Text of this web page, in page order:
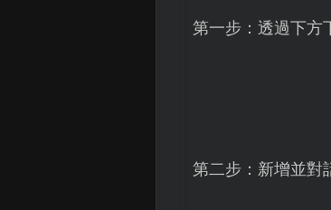
第一步：透過下方
第二步：新增並對